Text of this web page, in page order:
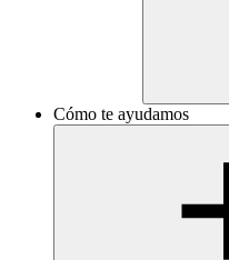
Cómo te ayudamos